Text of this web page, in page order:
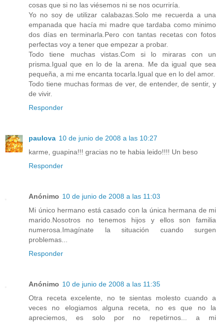
cosas que si no las viésemos ni se nos ocurriría.
Yo no soy de utilizar calabazas.Solo me recuerda a una
empanada que hacía mi madre que tardaba como minimo
dos días en terminarla.Pero con tantas recetas con fotos
perfectas voy a tener que empezar a probar.
Todo tiene muchas vistas.Com si lo miraras con un
prisma.Igual que en lo de la arena. Me da igual que sea
pequeña, a mi me encanta tocarla.Igual que en lo del amor.
Todo tiene muchas formas de ver, de entender, de sentir, y
de vivir.
Responder
paulova 10 de junio de 2008 a las 10:27
karme, guapina!!! gracias no te habia leido!!!! Un beso
Responder
Anónimo 10 de junio de 2008 a las 11:03
Mi único hermano está casado con la única hermana de mi
marido.Nosotros no tenemos hijos y ellos son familia
numerosa.Imagínate la situación cuando surgen
problemas...
Responder
Anónimo 10 de junio de 2008 a las 11:35
Otra receta excelente, no te sientas molesto cuando a
veces no elogiamos alguna receta, no es que no la
apreciemos, es solo por no repetirnos... a mi